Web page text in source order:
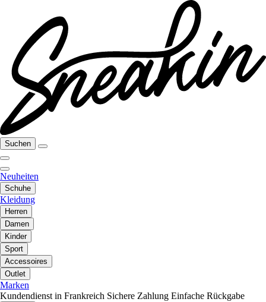
Suchen
Neuheiten
Schuhe
Kleidung
Herren
Damen
Kinder
Sport
Accessoires
Outlet
Marken
Kundendienst in Frankreich Sichere Zahlung Einfache Rückgabe